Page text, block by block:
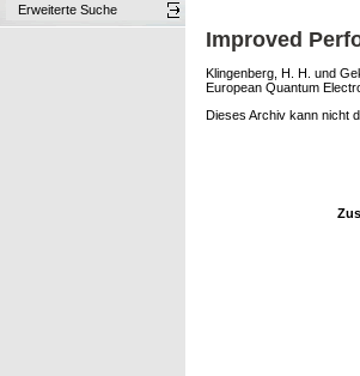
Erweiterte Suche
Improved
Klingenberg, H. H. und
European Quantum
Dieses Archiv kann nicht